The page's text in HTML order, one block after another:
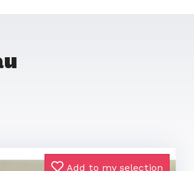
Add to my selection